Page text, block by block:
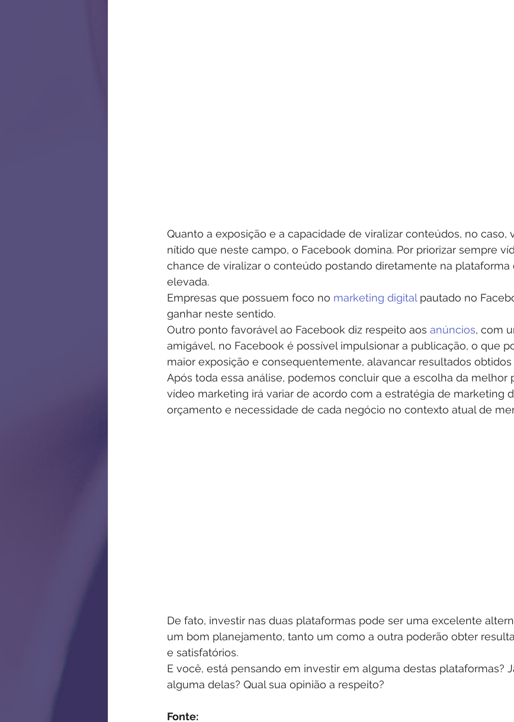
Quanto a exposição e a capacidade de viralizar conteúdos, no caso,
nítido que neste campo, o Facebook domina. Por priorizar sempre
chance de viralizar o conteúdo postando diretamente na plataforma
elevada.
Empresas que possuem foco no marketing digital pautado no
ganhar neste sentido.
Outro ponto favorável ao Facebook diz respeito aos anúncios, com
amigável, no Facebook é possível impulsionar a publicação, o que
maior exposição e consequentemente, alavancar resultados
Após toda essa análise, podemos concluir que a escolha da melhor
vídeo marketing irá variar de acordo com a estratégia de marketing
orçamento e necessidade de cada negócio no contexto atual de
De fato, investir nas duas plataformas pode ser uma excelente
um bom planejamento, tanto um como a outra poderão obter
e satisfatórios.
E você, está pensando em investir em alguma destas plataformas?
alguma delas? Qual sua opinião a respeito?
Fonte: